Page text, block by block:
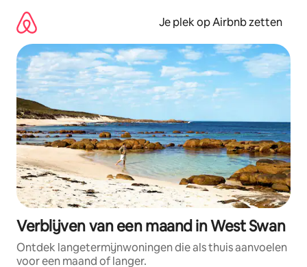
direct
naar
inhoud
Je plek op Airbnb zetten
Verblijven van een maand in West Swan
Ontdek langetermijnwoningen die als thuis aanvoelen
voor een maand of langer.